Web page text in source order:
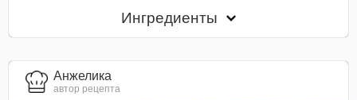
Ингредиенты
Анжелика
автор рецепта